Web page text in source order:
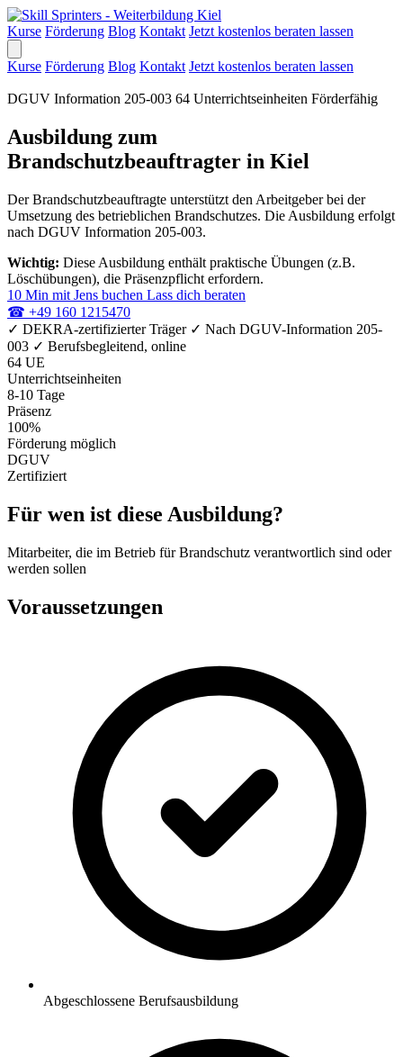
Kurse Förderung Blog Kontakt Jetzt kostenlos beraten lassen
Kurse Förderung Blog Kontakt Jetzt kostenlos beraten lassen
DGUV Information 205-003 64 Unterrichtseinheiten Förderfähig
Ausbildung zum
Brandschutzbeauftragter in Kiel
Der Brandschutzbeauftragte unterstützt den Arbeitgeber bei der
Umsetzung des betrieblichen Brandschutzes. Die Ausbildung erfolgt
nach DGUV Information 205-003.
Wichtig: Diese Ausbildung enthält praktische Übungen (z.B.
Löschübungen), die Präsenzpflicht erfordern.
10 Min mit Jens buchen Lass dich beraten
☎ +49 160 1215470
✓ DEKRA-zertifizierter Träger ✓ Nach DGUV-Information 205-
003 ✓ Berufsbegleitend, online
64 UE
Unterrichtseinheiten
8-10 Tage
Präsenz
100%
Förderung möglich
DGUV
Zertifiziert
Für wen ist diese Ausbildung?
Mitarbeiter, die im Betrieb für Brandschutz verantwortlich sind oder
werden sollen
Voraussetzungen
Abgeschlossene Berufsausbildung